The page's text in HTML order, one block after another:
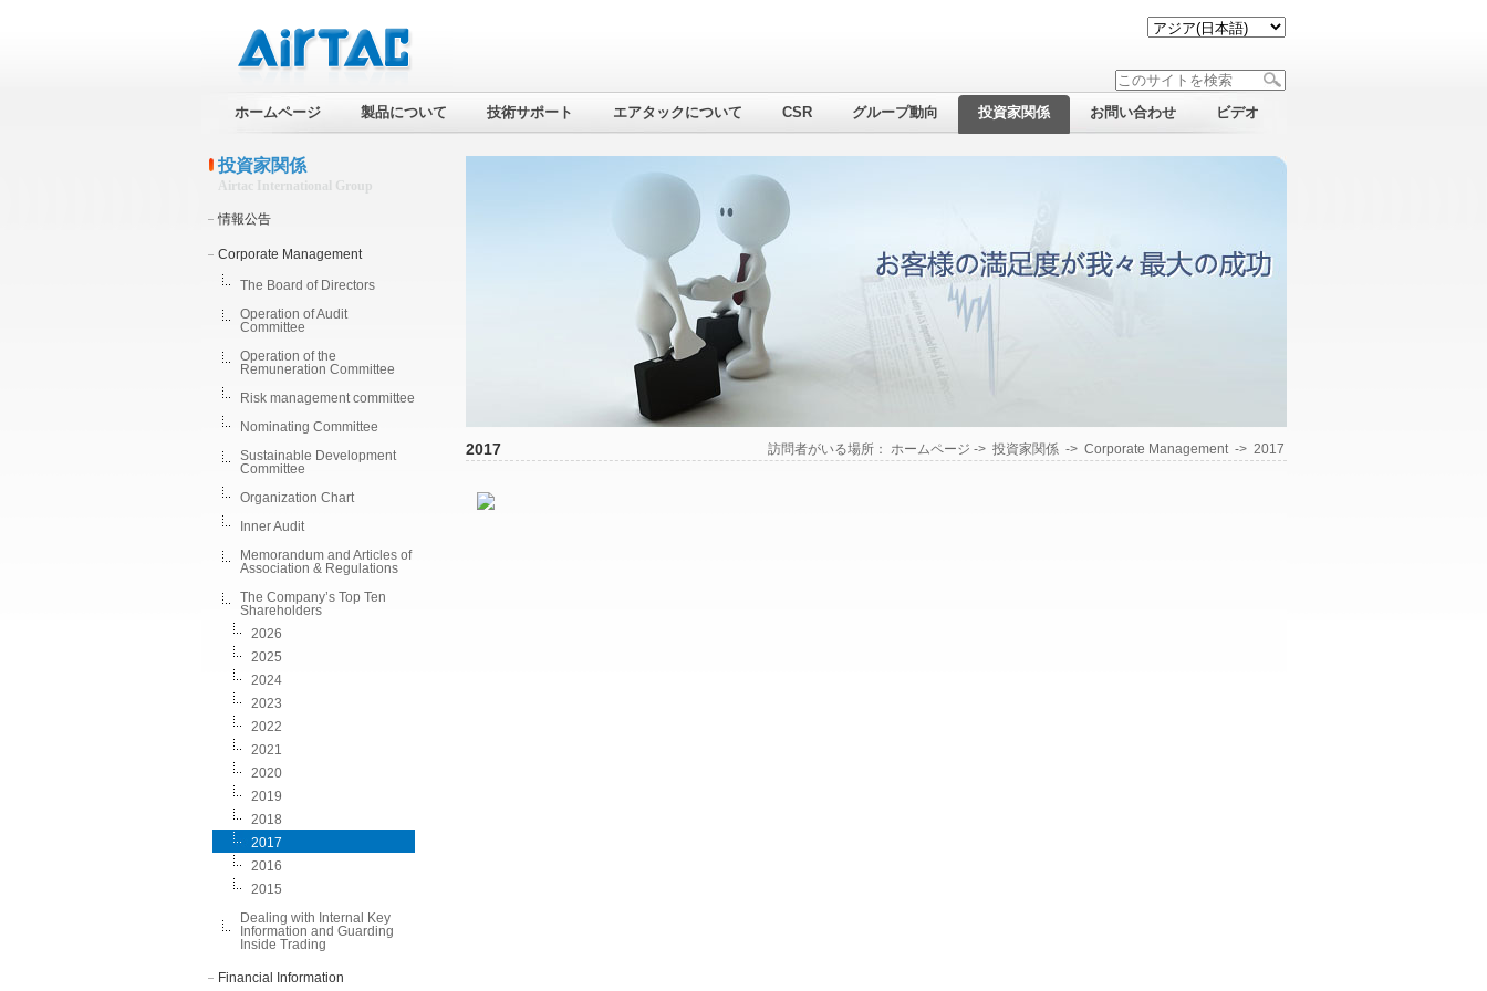
ホームページ 製品について 技術サポート エアタックについて CSR グループ動向 投資家関係 お問い合わせ ビデオ
投資家関係
Airtac International Group
情報公告
Corporate Management
The Board of Directors
Operation of Audit
Committee
Operation of the
Remuneration Committee
Risk management committee
Nominating Committee
Sustainable Development
Committee
Organization Chart
Inner Audit
Memorandum and Articles of
Association & Regulations
The Company’s Top Ten
Shareholders
2026
2025
2024
2023
2022
2021
2020
2019
2018
2017
2016
2015
Dealing with Internal Key
Information and Guarding
Inside Trading
Financial Information
2017 訪問者がいる場所： ホームページ -> 投資家関係-> Corporate Management-> 2017